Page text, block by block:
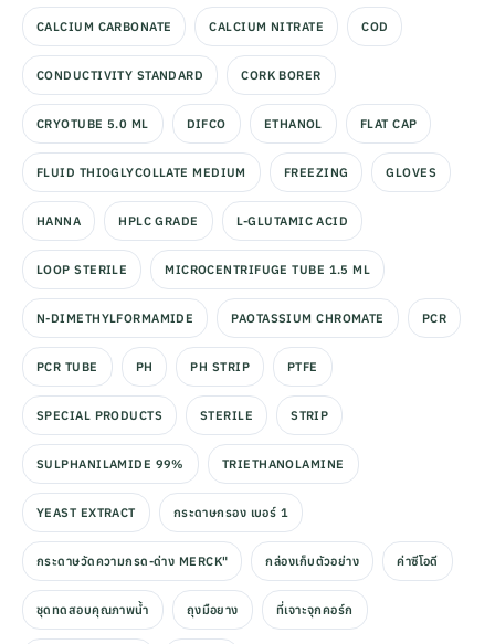
CALCIUM CARBONATE CALCIUM NITRATE COD
CONDUCTIVITY STANDARD CORK BORER
CRYOTUBE 5.0 ML DIFCO ETHANOL FLAT CAP
FLUID THIOGLYCOLLATE MEDIUM FREEZING GLOVES
HANNA HPLC GRADE L-GLUTAMIC ACID
LOOP STERILE MICROCENTRIFUGE TUBE 1.5 ML
N-DIMETHYLFORMAMIDE PAOTASSIUM CHROMATE PCR
PCR TUBE PH PH STRIP PTFE
SPECIAL PRODUCTS STERILE STRIP
SULPHANILAMIDE 99% TRIETHANOLAMINE
YEAST EXTRACT กระดาษกรอง เบอร์ 1
กระดาษวัดความกรด-ด่าง MERCK" กล่องเก็บตัวอย่าง ค่าซีโอดี
ชุดทดสอบคุณภาพน้ำ ถุงมือยาง ที่เจาะจุกคอร์ก